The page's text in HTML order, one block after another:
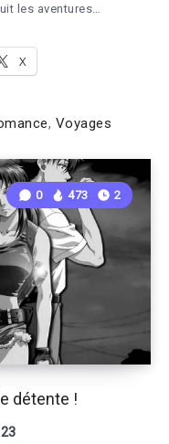
les aventures…
X
, Voyages
détente !
0 473 2